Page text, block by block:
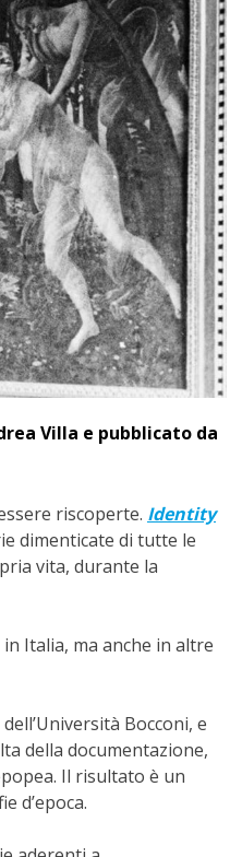
Villa e pubblicato da
riscoperte. Identity
dimenticate di tutte le
vita, durante la
Italia, ma anche in altre
Bocconi, e
della documentazione,
Il risultato è un
d’epoca.